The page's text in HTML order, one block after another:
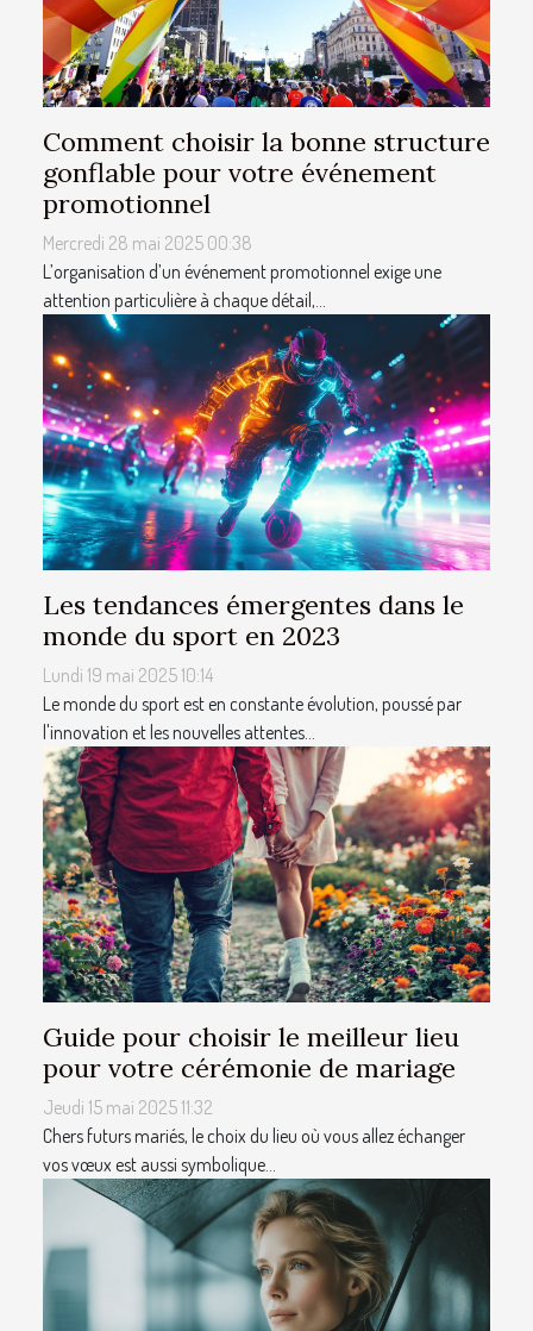
Comment choisir la bonne structure
gonflable pour votre événement
promotionnel
Mercredi 28 mai 2025 00:38
L’organisation d’un événement promotionnel exige une
attention particulière à chaque détail,...
Les tendances émergentes dans le
monde du sport en 2023
Lundi 19 mai 2025 10:14
Le monde du sport est en constante évolution, poussé par
l'innovation et les nouvelles attentes...
Guide pour choisir le meilleur lieu
pour votre cérémonie de mariage
Jeudi 15 mai 2025 11:32
Chers futurs mariés, le choix du lieu où vous allez échanger
vos vœux est aussi symbolique...